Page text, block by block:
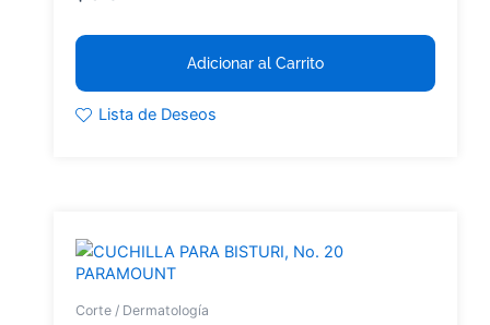
Adicionar al Carrito
Lista de Deseos
PARAMOUNT
Corte / Dermatología